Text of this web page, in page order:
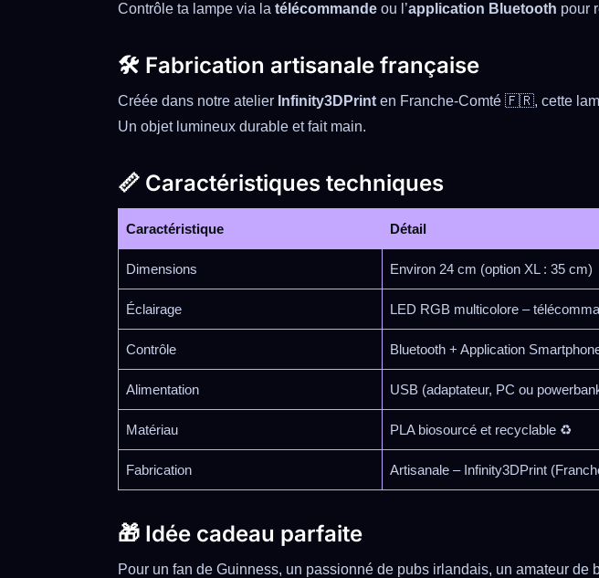
Contrôle ta lampe via la télécommandeou l’application Bluetooth pour
🛠️ Fabrication artisanale française
Créée dans notre atelier Infinity3DPrinten Franche-Comté 🇫🇷, cette
Un objet lumineux durable et fait main.
📏 Caractéristiques techniques
Caractéristique Détail
Dimensions Environ 24 cm (option XL : 35 cm)
Éclairage LED RGB multicolore –
Contrôle Bluetooth + Application
Alimentation USB (adaptateur, PC ou
Matériau PLA biosourcé et recyclable ♻️
Fabrication Artisanale – Infinity3DPrint
🎁 Idée cadeau parfaite
Pour un fan de Guinness, un passionné de pubs irlandais, un amateur